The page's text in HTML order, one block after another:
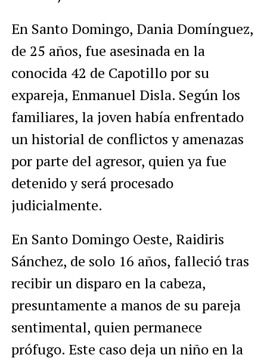
En Santo Domingo, Dania Domínguez,
de 25 años, fue asesinada en la
conocida 42 de Capotillo por su
expareja, Enmanuel Disla. Según los
familiares, la joven había enfrentado
un historial de conflictos y amenazas
por parte del agresor, quien ya fue
detenido y será procesado
judicialmente.
En Santo Domingo Oeste, Raidiris
Sánchez, de solo 16 años, falleció tras
recibir un disparo en la cabeza,
presuntamente a manos de su pareja
sentimental, quien permanece
prófugo. Este caso deja un niño en la